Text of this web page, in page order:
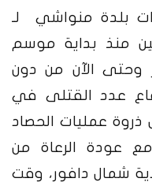
بلدة منواشي لـ
فقدوا ٧ مزارعين منذ بداية موسم
وحتى الآن من دون
عدد القتلى في
ذروة عمليات الحصاد
عودة الرعاة من
شمال دافور، وقت